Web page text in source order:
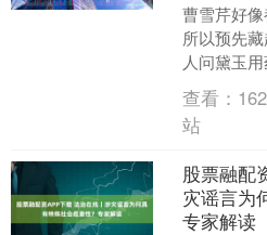
曹雪芹好
所以预先
人问黛玉
个方子，
珠。 ——这
查看： 162
站
股票融配
灾谣言为
专家解读